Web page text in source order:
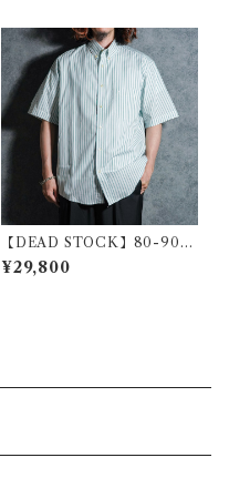
【DEAD STOCK】80-90s
Yves Saint Laurent Stripe B
D Shirts Blue YSL イヴ・サ
¥29,800